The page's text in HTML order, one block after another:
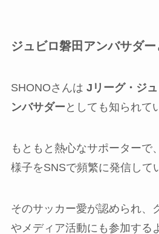
ジュビロ磐田アンバサダ
SHONOさんは Jリーグ・ジ
ンバサダー としても知られて
もともと熱心なサポーターで
様子をSNSで頻繁に発信して
そのサッカー愛が認められ、
やメディア活動にも参加する